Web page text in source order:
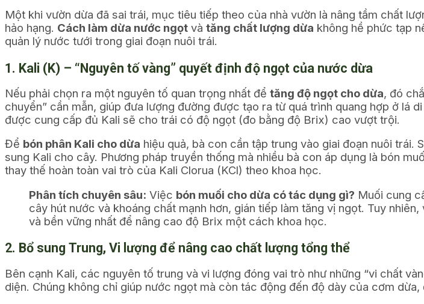
Một khi vườn dừa đã sai trái, mục tiêu tiếp theo của nhà vườn là nâng tầm chất
hảo hạng. Cách làm dừa nước ngọt và tăng chất lượng dừa không hề phức tạp
quản lý nước tưới trong giai đoạn nuôi trái.
1. Kali (K) – “Nguyên tố vàng” quyết định độ ngọt của nước dừa
Nếu phải chọn ra một nguyên tố quan trọng nhất để tăng độ ngọt cho dừa, đó
chuyển” cần mẫn, giúp đưa lượng đường được tạo ra từ quá trình quang hợp ở lá
được cung cấp đủ Kali sẽ cho trái có độ ngọt (đo bằng độ Brix) cao vượt trội.
Để bón phân Kali cho dừa hiệu quả, bà con cần tập trung vào giai đoạn nuôi trái.
sung Kali cho cây. Phương pháp truyền thống mà nhiều bà con áp dụng là bón
thay thế hoàn toàn vai trò của Kali Clorua (KCl) theo khoa học.
Phân tích chuyên sâu: Việc bón muối cho dừa có tác dụng gì? Muối cung
cây hút nước và khoáng chất mạnh hơn, gián tiếp làm tăng vị ngọt. Tuy
và bền vững nhất để nâng cao độ Brix một cách khoa học.
2. Bổ sung Trung, Vi lượng để nâng cao chất lượng tổng thể
Bên cạnh Kali, các nguyên tố trung và vi lượng đóng vai trò như những “vi chất
diện. Chúng không chỉ giúp nước ngọt mà còn tác động đến độ dày của cơm